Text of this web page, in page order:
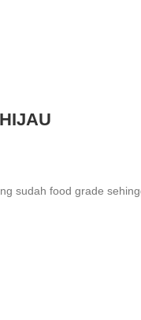
sudah food grade